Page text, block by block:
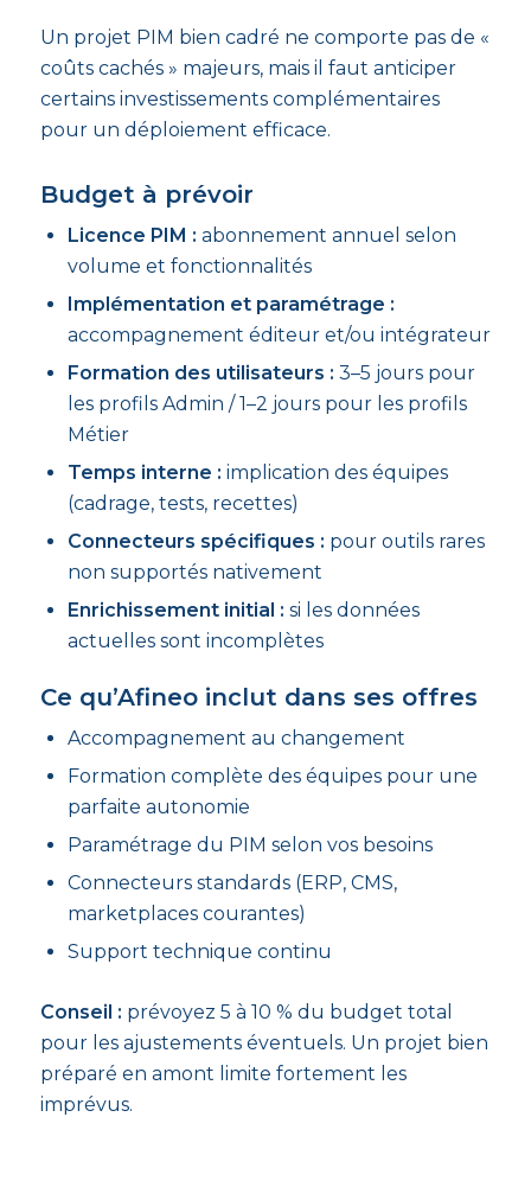
Un projet PIM bien cadré ne comporte pas de «
coûts cachés » majeurs, mais il faut anticiper
certains investissements complémentaires
pour un déploiement efficace.
Budget à prévoir
Licence PIM : abonnement annuel selon
volume et fonctionnalités
Implémentation et paramétrage :
accompagnement éditeur et/ou intégrateur
Formation des utilisateurs : 3–5 jours pour
les profils Admin / 1–2 jours pour les profils
Métier
Temps interne : implication des équipes
(cadrage, tests, recettes)
Connecteurs spécifiques : pour outils rares
non supportés nativement
Enrichissement initial : si les données
actuelles sont incomplètes
Ce qu’Afineo inclut dans ses offres
Accompagnement au changement
Formation complète des équipes pour une
parfaite autonomie
Paramétrage du PIM selon vos besoins
Connecteurs standards (ERP, CMS,
marketplaces courantes)
Support technique continu
Conseil : prévoyez 5 à 10 % du budget total
pour les ajustements éventuels. Un projet bien
préparé en amont limite fortement les
imprévus.